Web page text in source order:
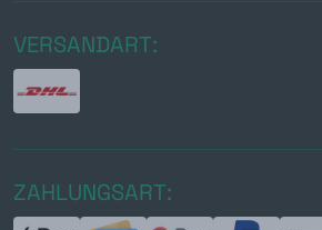
VERSANDART:
ZAHLUNGSART: